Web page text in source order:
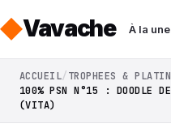
Vavache À la une
ACCUEIL TROPHEES &
100% PSN N°15 : DOODLE
(VITA)